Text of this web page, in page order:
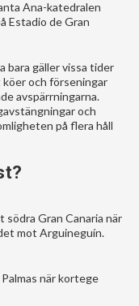
Ana-katedralen
Estadio de Gran
bara gäller vissa tider
och förseningar
avspärrningarna.
och
på flera håll
Gran Canaria när
mot Arguineguín.
när kortege